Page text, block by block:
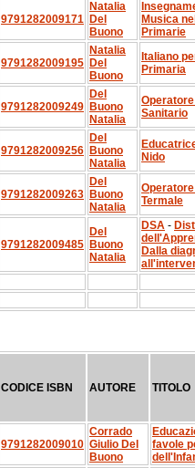
9791282009171
Natalia
Del
Buono
Musica
Primarie
9791282009195
Natalia
Del
Buono
Italiano
Primaria
9791282009249
Del
Buono
Natalia
Sanitario
9791282009256
Del
Buono
Natalia
Nido
9791282009263
Del
Buono
Natalia
Termale
9791282009485
Del
Buono
Natalia
DSA -
Dalla
CODICE ISBN AUTORE TITOLO
9791282009010
Corrado
Giulio Del
Buono
favole